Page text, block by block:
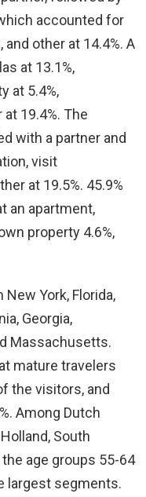
accounted for
and other at 14.4%. A
at 13.1%,
at 5.4%,
19.4%. The
with a partner and
visit
at 19.5%. 45.9%
an apartment,
property 4.6%,
York, Florida,
Georgia,
Massachusetts.
mature travelers
the visitors, and
Among Dutch
South
age groups 55-64
largest segments.